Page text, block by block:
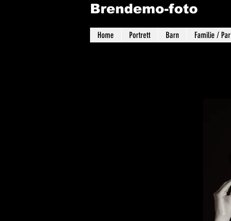
Brendemo-foto
Home Portrett Barn Familie / Par